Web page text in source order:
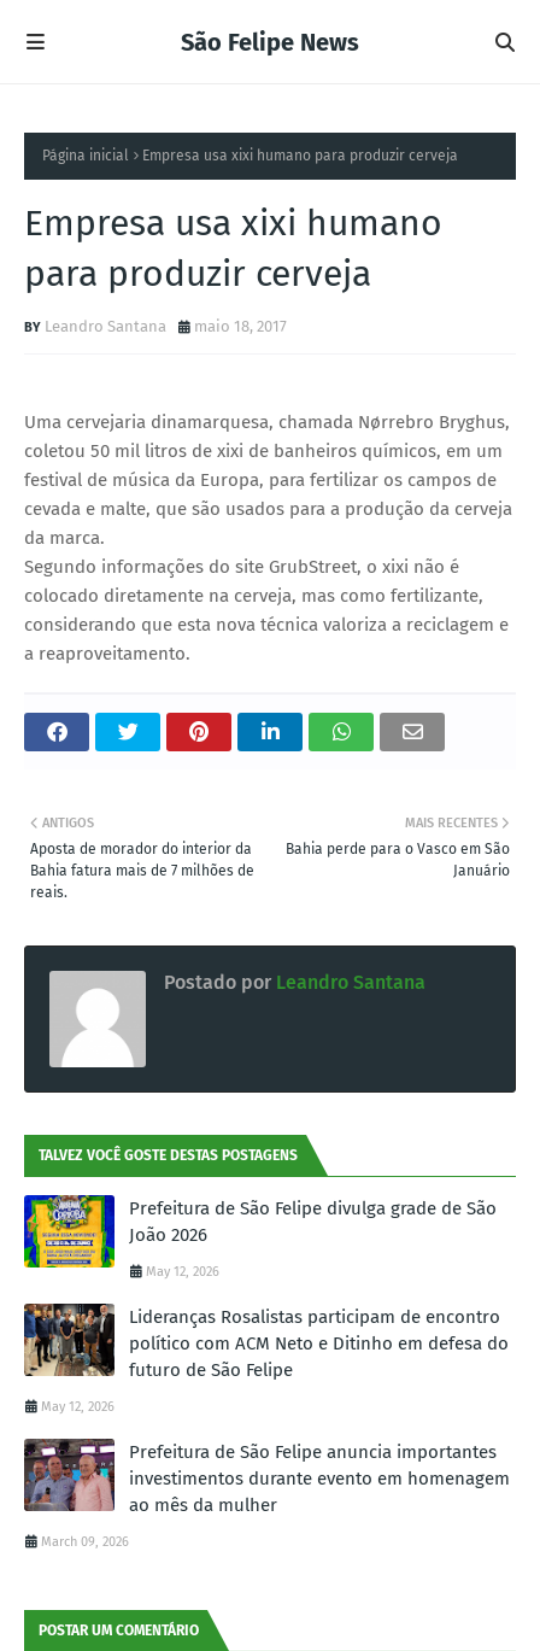
São Felipe News
Página inicial Empresa usa xixi humano para produzir cerveja
Empresa usa xixi humano
para produzir cerveja
Leandro Santana maio 18, 2017
Uma cervejaria dinamarquesa, chamada Nørrebro Bryghus,
coletou 50 mil litros de xixi de banheiros químicos, em um
festival de música da Europa, para fertilizar os campos de
cevada e malte, que são usados para a produção da cerveja
da marca.
Segundo informações do site GrubStreet, o xixi não é
colocado diretamente na cerveja, mas como fertilizante,
considerando que esta nova técnica valoriza a reciclagem e
a reaproveitamento.
MAIS RECENTES
Bahia perde para o Vasco em São
Januário
ANTIGOS
Aposta de morador do interior da
Bahia fatura mais de 7 milhões de
reais.
Postado por Leandro Santana
TALVEZ VOCÊ GOSTE DESTAS POSTAGENS
Prefeitura de São Felipe divulga grade de São
João 2026
May 12, 2026
Lideranças Rosalistas participam de encontro
político com ACM Neto e Ditinho em defesa do
futuro de São Felipe
May 12, 2026
Prefeitura de São Felipe anuncia importantes
investimentos durante evento em homenagem
ao mês da mulher
March 09, 2026
POSTAR UM COMENTÁRIO